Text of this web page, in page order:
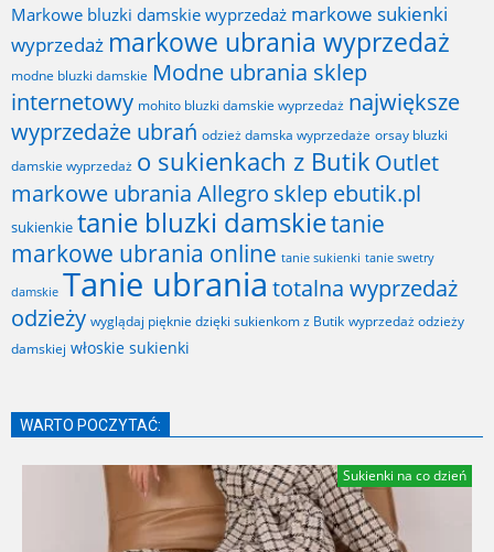
Markowe bluzki damskie wyprzedaż markowe sukienki
wyprzedaż markowe ubrania wyprzedaż
modne bluzki damskie Modne ubrania sklep
internetowy mohito bluzki damskie wyprzedaż największe
wyprzedaże ubrań odzież damska wyprzedaże orsay bluzki
damskie wyprzedaż o sukienkach z Butik Outlet
markowe ubrania Allegro sklep ebutik.pl
sukienkie tanie bluzki damskietanie
markowe ubrania online tanie sukienki tanie swetry
damskie Tanie ubrania totalna wyprzedaż
odzieży wyglądaj pięknie dzięki sukienkom z Butik wyprzedaż odzieży
damskiej włoskie sukienki
WARTO POCZYTAĆ:
Sukienki na co dzień